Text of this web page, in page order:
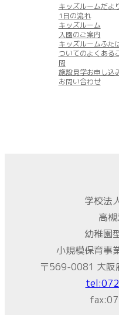
キッズルームだよ
1日の流れ
キッズルーム
入園のご案内
キッズルームふた
ついてのよくある
問
施設見学お申し込
お問い合わせ
学校法
高
幼稚園
小規模保育事
〒569-0081 大阪